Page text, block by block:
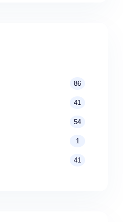
86
41
54
1
41